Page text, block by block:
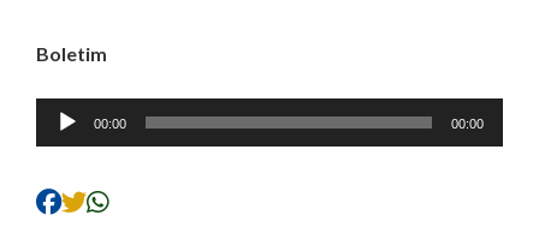
Boletim
Tocador
de
00:00 00:00